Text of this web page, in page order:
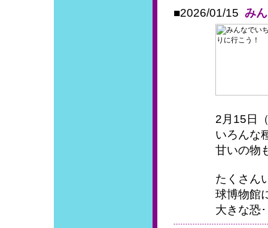
■2026/01/15 み
2月15日
いろんな
甘いの物
たくさん
球博物館
大きな恐